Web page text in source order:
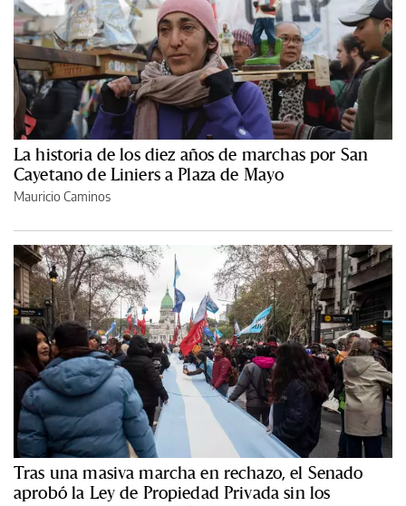
La historia de los diez años de marchas por San
Cayetano de Liniers a Plaza de Mayo
Mauricio Caminos
Tras una masiva marcha en rechazo, el Senado
aprobó la Ley de Propiedad Privada sin los